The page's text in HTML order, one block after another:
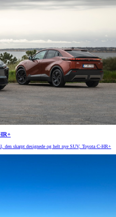
den skarpt designede og helt nye SUV, Toyota C-HR+